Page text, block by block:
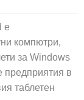
е
компютри,
за Windows
предприятия в
таблетен